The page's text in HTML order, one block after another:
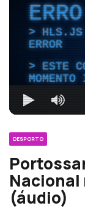
HLS.JS
ERROR
ESTE
DESPORTO
Nacional
(áudio)